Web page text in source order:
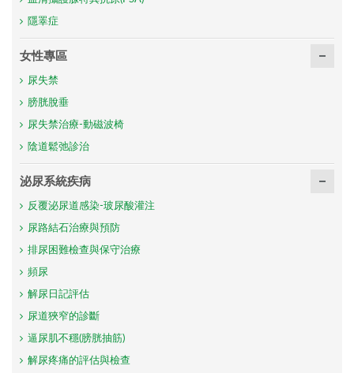
隱睪症
女性專區
尿失禁
膀胱脫垂
尿失禁治療-動磁波椅
陰道鬆弛診治
泌尿系統疾病
反覆泌尿道感染-玻尿酸灌注
尿路結石治療與預防
排尿困難檢查與保守治療
頻尿
解尿日記評估
尿道狹窄的診斷
逼尿肌不穩(膀胱抽筋)
解尿疼痛的評估與檢查